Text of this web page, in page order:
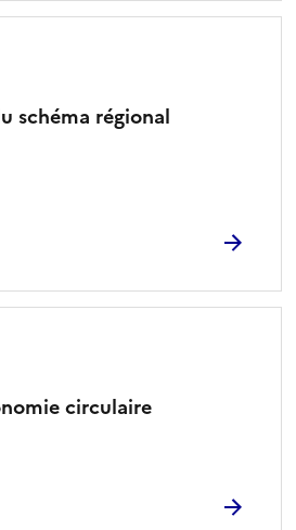
schéma régional
circulaire